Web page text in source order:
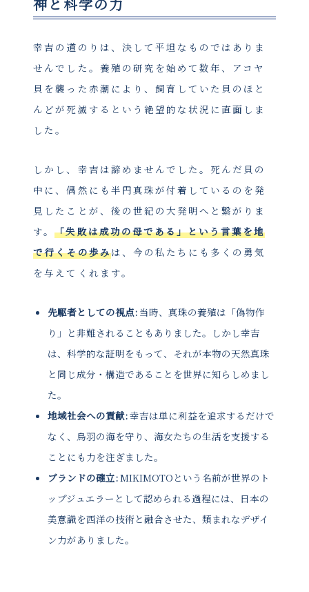
幸吉の道のりは、決して平坦なものではありま
せんでした。養殖の研究を始めて数年、アコヤ
貝を襲った赤潮により、飼育していた貝のほと
んどが死滅するという絶望的な状況に直面しま
した。
しかし、幸吉は諦めませんでした。死んだ貝の
中に、偶然にも半円真珠が付着しているのを発
見したことが、後の世紀の大発明へと繋がりま
す。「失敗は成功の母である」という言葉を地
で行くその歩みは、今の私たちにも多くの勇気
を与えてくれます。
先駆者としての視点:当時、真珠の養殖は「偽物作
り」と非難されることもありました。しかし幸吉
は、科学的な証明をもって、それが本物の天然真珠
と同じ成分・構造であることを世界に知らしめまし
た。
地域社会への貢献:幸吉は単に利益を追求するだけで
なく、鳥羽の海を守り、海女たちの生活を支援する
ことにも力を注ぎました。
ブランドの確立:MIKIMOTOという名前が世界のト
ップジュエラーとして認められる過程には、日本の
美意識を西洋の技術と融合させた、類まれなデザイ
ン力がありました。